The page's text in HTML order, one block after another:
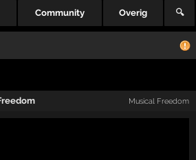
Community Overig 🔍
Musical Freedom